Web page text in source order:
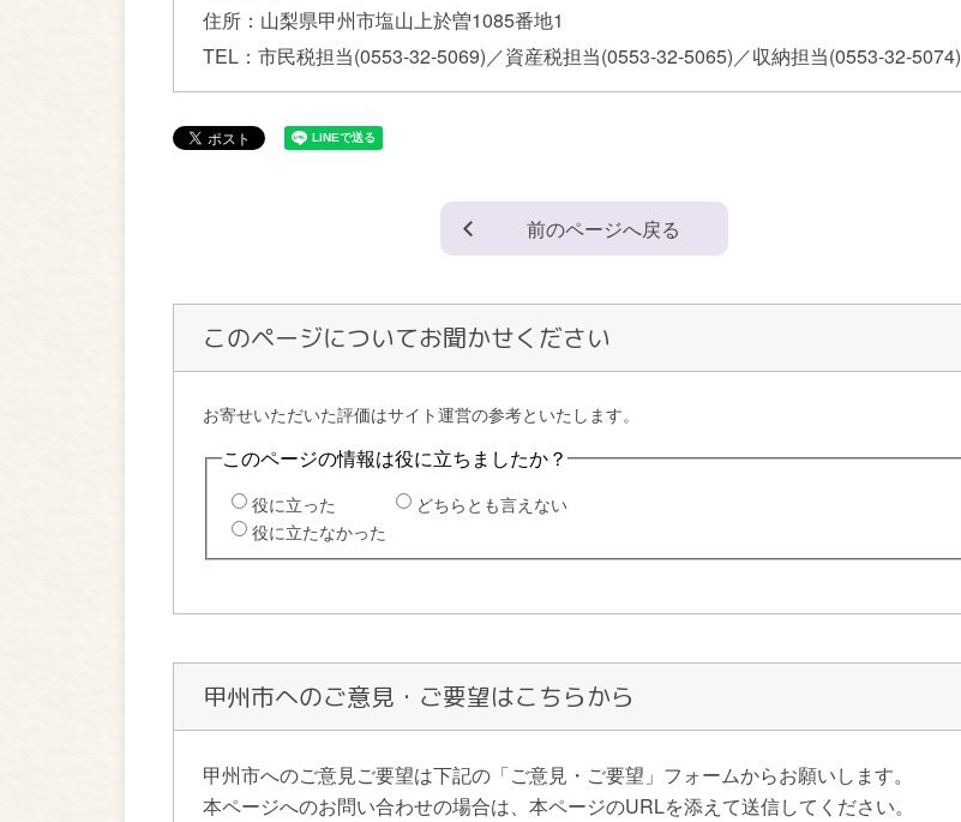
住所： 山梨県甲州市塩山上於曽1085番地1
TEL： 市民税担当(0553-32-5069)／資産税担当(0553-32-5065)／収納担当(0553-32-5074)
前のページへ戻る
このページについてお聞かせください
甲州市へのご意見・ご要望はこちらから
甲州市へのご意見ご要望は下記の「ご意見・ご要望」フォームからお願いします。
本ページへのお問い合わせの場合は、本ページのURLを添えて送信してください。